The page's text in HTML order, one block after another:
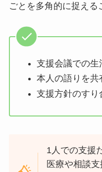
ごとを多角的に捉える
支援会議での生
本人の語りを共
支援方針のすり
1人での支援
医療や相談